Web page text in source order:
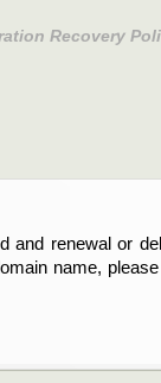
Recovery
and renewal or
name,
und die
sind und
Service-